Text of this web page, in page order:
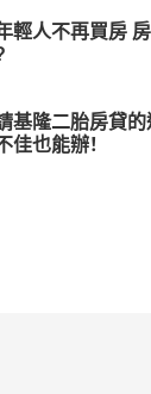
輕人不再買房
基隆二胎房貸的
佳也能辦！